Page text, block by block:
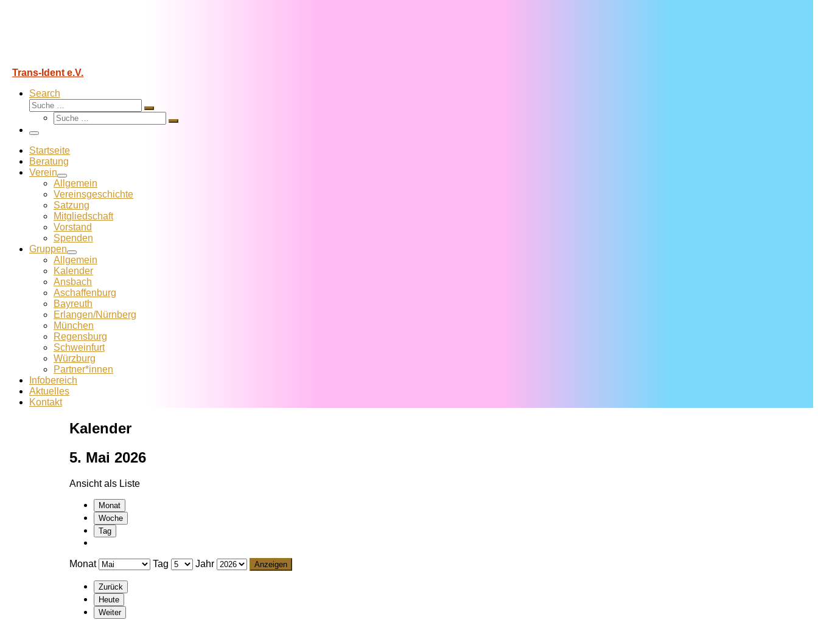
Trans-Ident e.V.
Search
Suche
Suche
Suche
Suche
Menü
Startseite
Beratung
Verein
Allgemein
Vereins­geschichte
Satzung
Mitglied­schaft
Vorstand
Spenden
Gruppen
Allgemein
Kalender
Ansbach
Aschaffenburg
Bayreuth
Erlangen/Nürnberg
München
Regensburg
Schweinfurt
Würzburg
Partner*innen
Infobereich
Aktuelles
Kontakt
Kalender
5. Mai 2026
Ansicht als Liste
Monat
Woche
Tag
Monat Tag Jahr
Zurück
Heute
Weiter